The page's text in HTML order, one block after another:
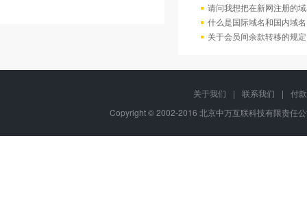
请问我想把在新网注册的
什么是国际域名和国内域
关于会员间余款转移的规定
关于我们 | 联系我们 |
付
Copyright © 2002-2016 北京中万互联科技有限责任